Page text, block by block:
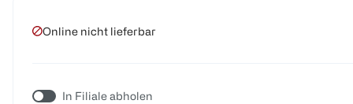
Online nicht lieferbar
In Filiale abholen